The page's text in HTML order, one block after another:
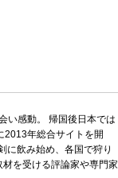
い感動。 帰国後日本では
2013年総合サイトを開
に飲み始め、各国で狩り
を受ける評論家や専門家